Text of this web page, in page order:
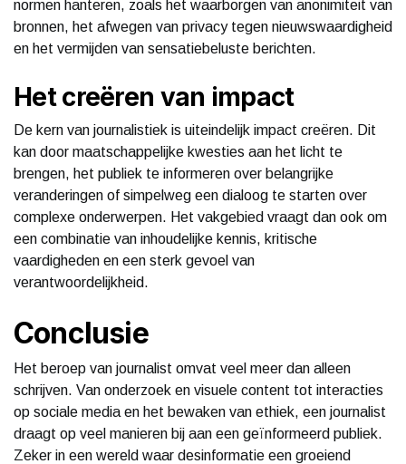
normen hanteren, zoals het waarborgen van anonimiteit van
bronnen, het afwegen van privacy tegen nieuwswaardigheid
en het vermijden van sensatiebeluste berichten.
Het creëren van impact
De kern van journalistiek is uiteindelijk impact creëren. Dit
kan door maatschappelijke kwesties aan het licht te
brengen, het publiek te informeren over belangrijke
veranderingen of simpelweg een dialoog te starten over
complexe onderwerpen. Het vakgebied vraagt dan ook om
een combinatie van inhoudelijke kennis, kritische
vaardigheden en een sterk gevoel van
verantwoordelijkheid.
Conclusie
Het beroep van journalist omvat veel meer dan alleen
schrijven. Van onderzoek en visuele content tot interacties
op sociale media en het bewaken van ethiek, een journalist
draagt op veel manieren bij aan een geïnformeerd publiek.
Zeker in een wereld waar desinformatie een groeiend